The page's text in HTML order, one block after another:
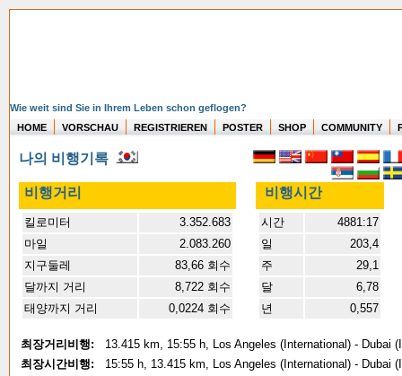
Wie weit sind Sie in Ihrem Leben schon geflogen?
HOME
VORSCHAU REGISTRIEREN POSTER SHOP COMMUNITY
나의 비행기록
비행거리 비행시간
킬로미터
3.352.683
마일
2.083.260
지구둘레
83,66 회수
달까지 거리
8,722 회수
태양까지 거리
0,0224 회수
시간
4881:17
일
203,4
주
29,1
달
6,78
년
0,557
최장거리비행:
13.415 km, 15:55 h, Los Angeles (International) - Dubai
최장시간비행:
15:55 h, 13.415 km, Los Angeles (International) - Dubai